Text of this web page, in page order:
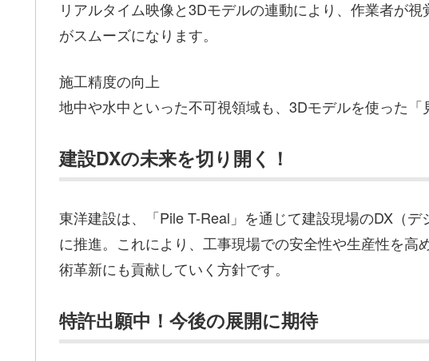
リアルタイム映像と3Dモデルの連動により、作業者が
がスムーズになります。
施工精度の向上
地中や水中といった不可視領域も、3Dモデルを使った「
建設DXの未来を切り開く！
東洋建設は、「Pile T-Real」を通じて建設現場のDX（
に推進。これにより、工事現場での安全性や生産性を高
術革新にも貢献していく方針です。
特許出願中！今後の展開に期待